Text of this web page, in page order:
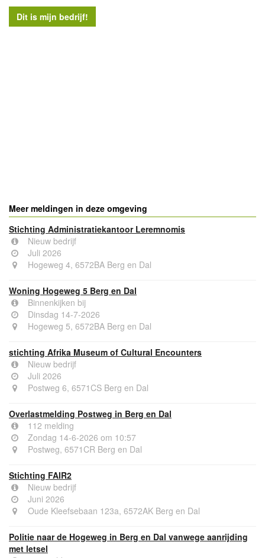
Meer meldingen in deze omgeving
Stichting Administratiekantoor Leremnomis
Nieuw bedrijf
Juli 2026
Hogeweg 4, 6572BA Berg en Dal
Woning Hogeweg 5 Berg en Dal
Binnenkijken bij
Dinsdag 14-7-2026
Hogeweg 5, 6572BA Berg en Dal
stichting Afrika Museum of Cultural Encounters
Nieuw bedrijf
Juli 2026
Postweg 6, 6571CS Berg en Dal
Overlastmelding Postweg in Berg en Dal
112 melding
Zondag 14-6-2026 om 10:57
Postweg, 6571CR Berg en Dal
Stichting FAIR2
Nieuw bedrijf
Juni 2026
Oude Kleefsebaan 123a, 6572AK Berg en Dal
Politie naar de Hogeweg in Berg en Dal vanwege aanrijding
met letsel